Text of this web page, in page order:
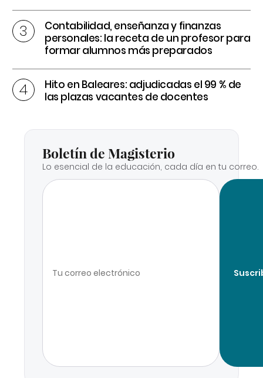
Contabilidad, enseñanza y finanzas
personales: la receta de un profesor para
formar alumnos más preparados
Hito en Baleares: adjudicadas el 99 % de
las plazas vacantes de docentes
Boletín de Magisterio
Lo esencial de la educación, cada día en tu correo.